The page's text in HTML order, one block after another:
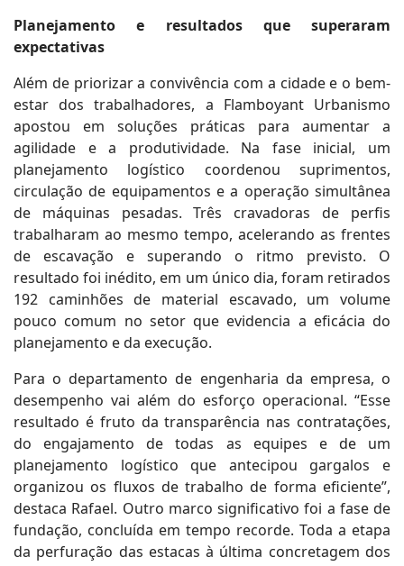
Planejamento e resultados que superaram
expectativas
Além de priorizar a convivência com a cidade e o bem-
estar dos trabalhadores, a Flamboyant Urbanismo
apostou em soluções práticas para aumentar a
agilidade e a produtividade. Na fase inicial, um
planejamento logístico coordenou suprimentos,
circulação de equipamentos e a operação simultânea
de máquinas pesadas. Três cravadoras de perfis
trabalharam ao mesmo tempo, acelerando as frentes
de escavação e superando o ritmo previsto. O
resultado foi inédito, em um único dia, foram retirados
192 caminhões de material escavado, um volume
pouco comum no setor que evidencia a eficácia do
planejamento e da execução.
Para o departamento de engenharia da empresa, o
desempenho vai além do esforço operacional. “Esse
resultado é fruto da transparência nas contratações,
do engajamento de todas as equipes e de um
planejamento logístico que antecipou gargalos e
organizou os fluxos de trabalho de forma eficiente”,
destaca Rafael. Outro marco significativo foi a fase de
fundação, concluída em tempo recorde. Toda a etapa
da perfuração das estacas à última concretagem dos